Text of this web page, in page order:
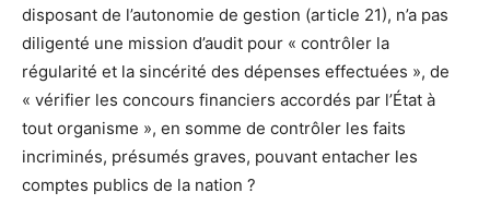
disposant de l’autonomie de gestion (article 21), n’a pas
diligenté une mission d’audit pour « contrôler la
régularité et la sincérité des dépenses effectuées », de
« vérifier les concours financiers accordés par l’État à
tout organisme », en somme de contrôler les faits
incriminés, présumés graves, pouvant entacher les
comptes publics de la nation ?